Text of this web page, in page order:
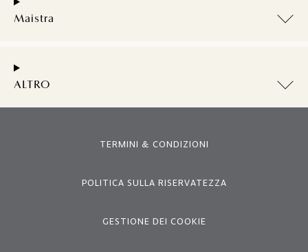
Maistra
ALTRO
TERMINI & CONDIZIONI
POLITICA SULLA RISERVATEZZA
GESTIONE DEI COOKIE